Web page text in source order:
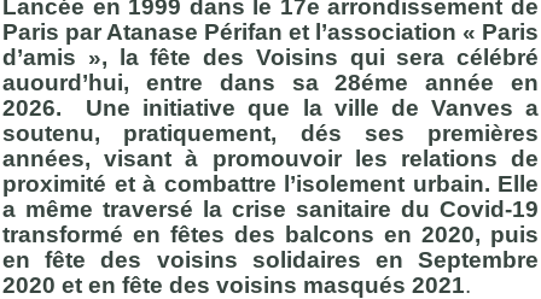
Lancée en 1999 dans le 17e arrondissement de
Paris par Atanase Périfan et l’association « Paris
d’amis », la fête des Voisins qui sera célébré
auourd’hui, entre dans sa 28éme année en
2026. Une initiative que la ville de Vanves a
soutenu, pratiquement, dés ses premières
années, visant à promouvoir les relations de
proximité et à combattre l’isolement urbain. Elle
a même traversé la crise sanitaire du Covid-19
transformé en fêtes des balcons en 2020, puis
en fête des voisins solidaires en Septembre
2020 et en fête des voisins masqués 2021.